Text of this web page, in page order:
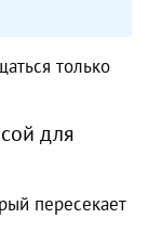
только
для
пересекает